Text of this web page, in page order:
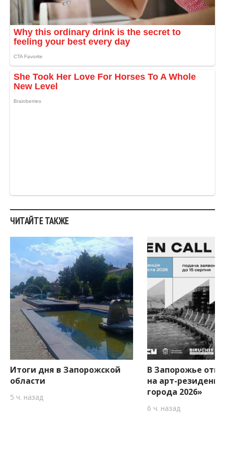
ЧИТАЙТЕ ТАКЖЕ
Итоги дня в Запорожской
области
5 ч. назад
В Запорожье
на арт-
города 2026»
6 ч. назад